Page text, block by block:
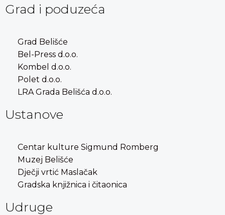
Grad i poduzeća
Grad Belišće
Bel-Press d.o.o.
Kombel d.o.o.
Polet d.o.o.
LRA Grada Belišća d.o.o.
Ustanove
Centar kulture Sigmund Romberg
Muzej Belišće
Dječji vrtić Maslačak
Gradska knjižnica i čitaonica
Udruge